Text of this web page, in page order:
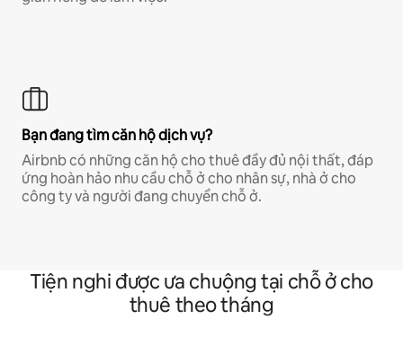
Bạn đang tìm căn hộ dịch vụ?
Airbnb có những căn hộ cho thuê đầy đủ nội thất, đáp
ứng hoàn hảo nhu cầu chỗ ở cho nhân sự, nhà ở cho
công ty và người đang chuyển chỗ ở.
Tiện nghi được ưa chuộng tại chỗ ở cho
thuê theo tháng